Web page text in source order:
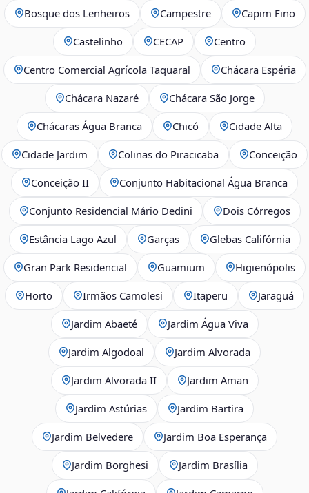
Bosque dos Lenheiros Campestre Capim Fino
Castelinho CECAP Centro
Centro Comercial Agrícola Taquaral Chácara Espéria
Chácara Nazaré Chácara São Jorge
Chácaras Água Branca Chicó Cidade Alta
Cidade Jardim Colinas do Piracicaba Conceição
Conceição II Conjunto Habitacional Água Branca
Conjunto Residencial Mário Dedini Dois Córregos
Estância Lago Azul Garças Glebas Califórnia
Gran Park Residencial Guamium Higienópolis
Horto Irmãos Camolesi Itaperu Jaraguá
Jardim Abaeté Jardim Água Viva
Jardim Algodoal Jardim Alvorada
Jardim Alvorada II Jardim Aman
Jardim Astúrias Jardim Bartira
Jardim Belvedere Jardim Boa Esperança
Jardim Borghesi Jardim Brasília